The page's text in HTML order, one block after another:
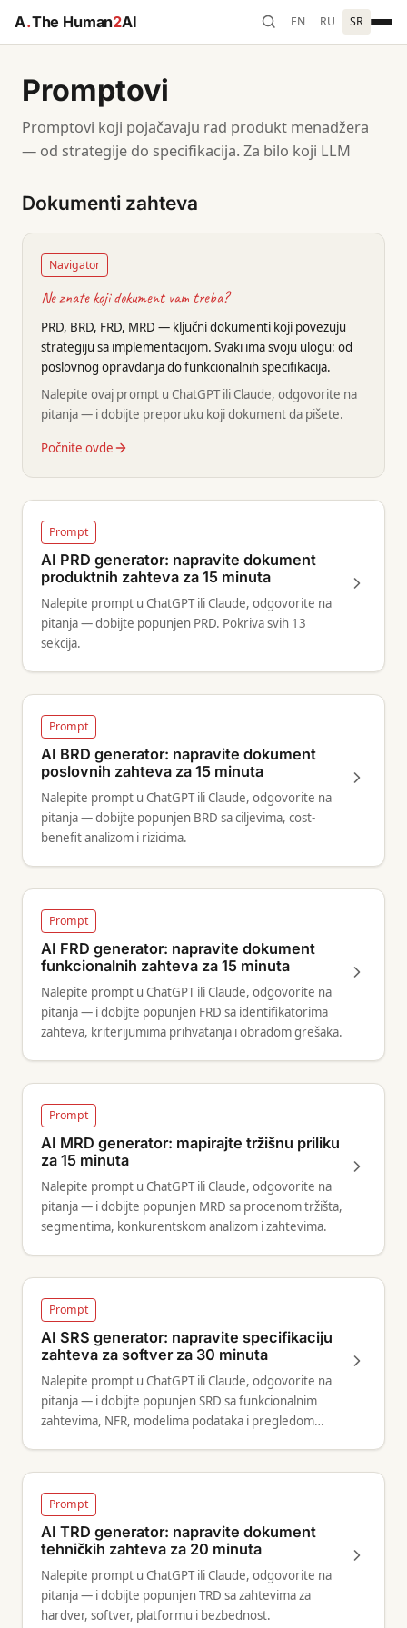
A.The Human2AI EN RU SR
Promptovi
Promptovi koji pojačavaju rad produkt menadžera
— od strategije do specifikacija. Za bilo koji LLM
Dokumenti zahteva
Navigator
Ne znate koji dokument vam treba?
PRD, BRD, FRD, MRD — ključni dokumenti koji povezuju
strategiju sa implementacijom. Svaki ima svoju ulogu: od
poslovnog opravdanja do funkcionalnih specifikacija.
Nalepite ovaj prompt u ChatGPT ili Claude, odgovorite na
pitanja — i dobijte preporuku koji dokument da pišete.
Počnite ovde
Prompt
AI PRD generator: napravite dokument
produktnih zahteva za 15 minuta
Nalepite prompt u ChatGPT ili Claude, odgovorite na
pitanja — dobijte popunjen PRD. Pokriva svih 13
sekcija.
Prompt
AI BRD generator: napravite dokument
poslovnih zahteva za 15 minuta
Nalepite prompt u ChatGPT ili Claude, odgovorite na
pitanja — dobijte popunjen BRD sa ciljevima, cost-
benefit analizom i rizicima.
Prompt
AI FRD generator: napravite dokument
funkcionalnih zahteva za 15 minuta
Nalepite prompt u ChatGPT ili Claude, odgovorite na
pitanja — i dobijte popunjen FRD sa identifikatorima
zahteva, kriterijumima prihvatanja i obradom grešaka.
Prompt
AI MRD generator: mapirajte tržišnu priliku
za 15 minuta
Nalepite prompt u ChatGPT ili Claude, odgovorite na
pitanja — i dobijte popunjen MRD sa procenom tržišta,
segmentima, konkurentskom analizom i zahtevima.
Prompt
AI SRS generator: napravite specifikaciju
zahteva za softver za 30 minuta
Nalepite prompt u ChatGPT ili Claude, odgovorite na
pitanja — i dobijte popunjen SRD sa funkcionalnim
zahtevima, NFR, modelima podataka i pregledom
Prompt
AI TRD generator: napravite dokument
tehničkih zahteva za 20 minuta
Nalepite prompt u ChatGPT ili Claude, odgovorite na
pitanja — i dobijte popunjen TRD sa zahtevima za
hardver, softver, platformu i bezbednost.